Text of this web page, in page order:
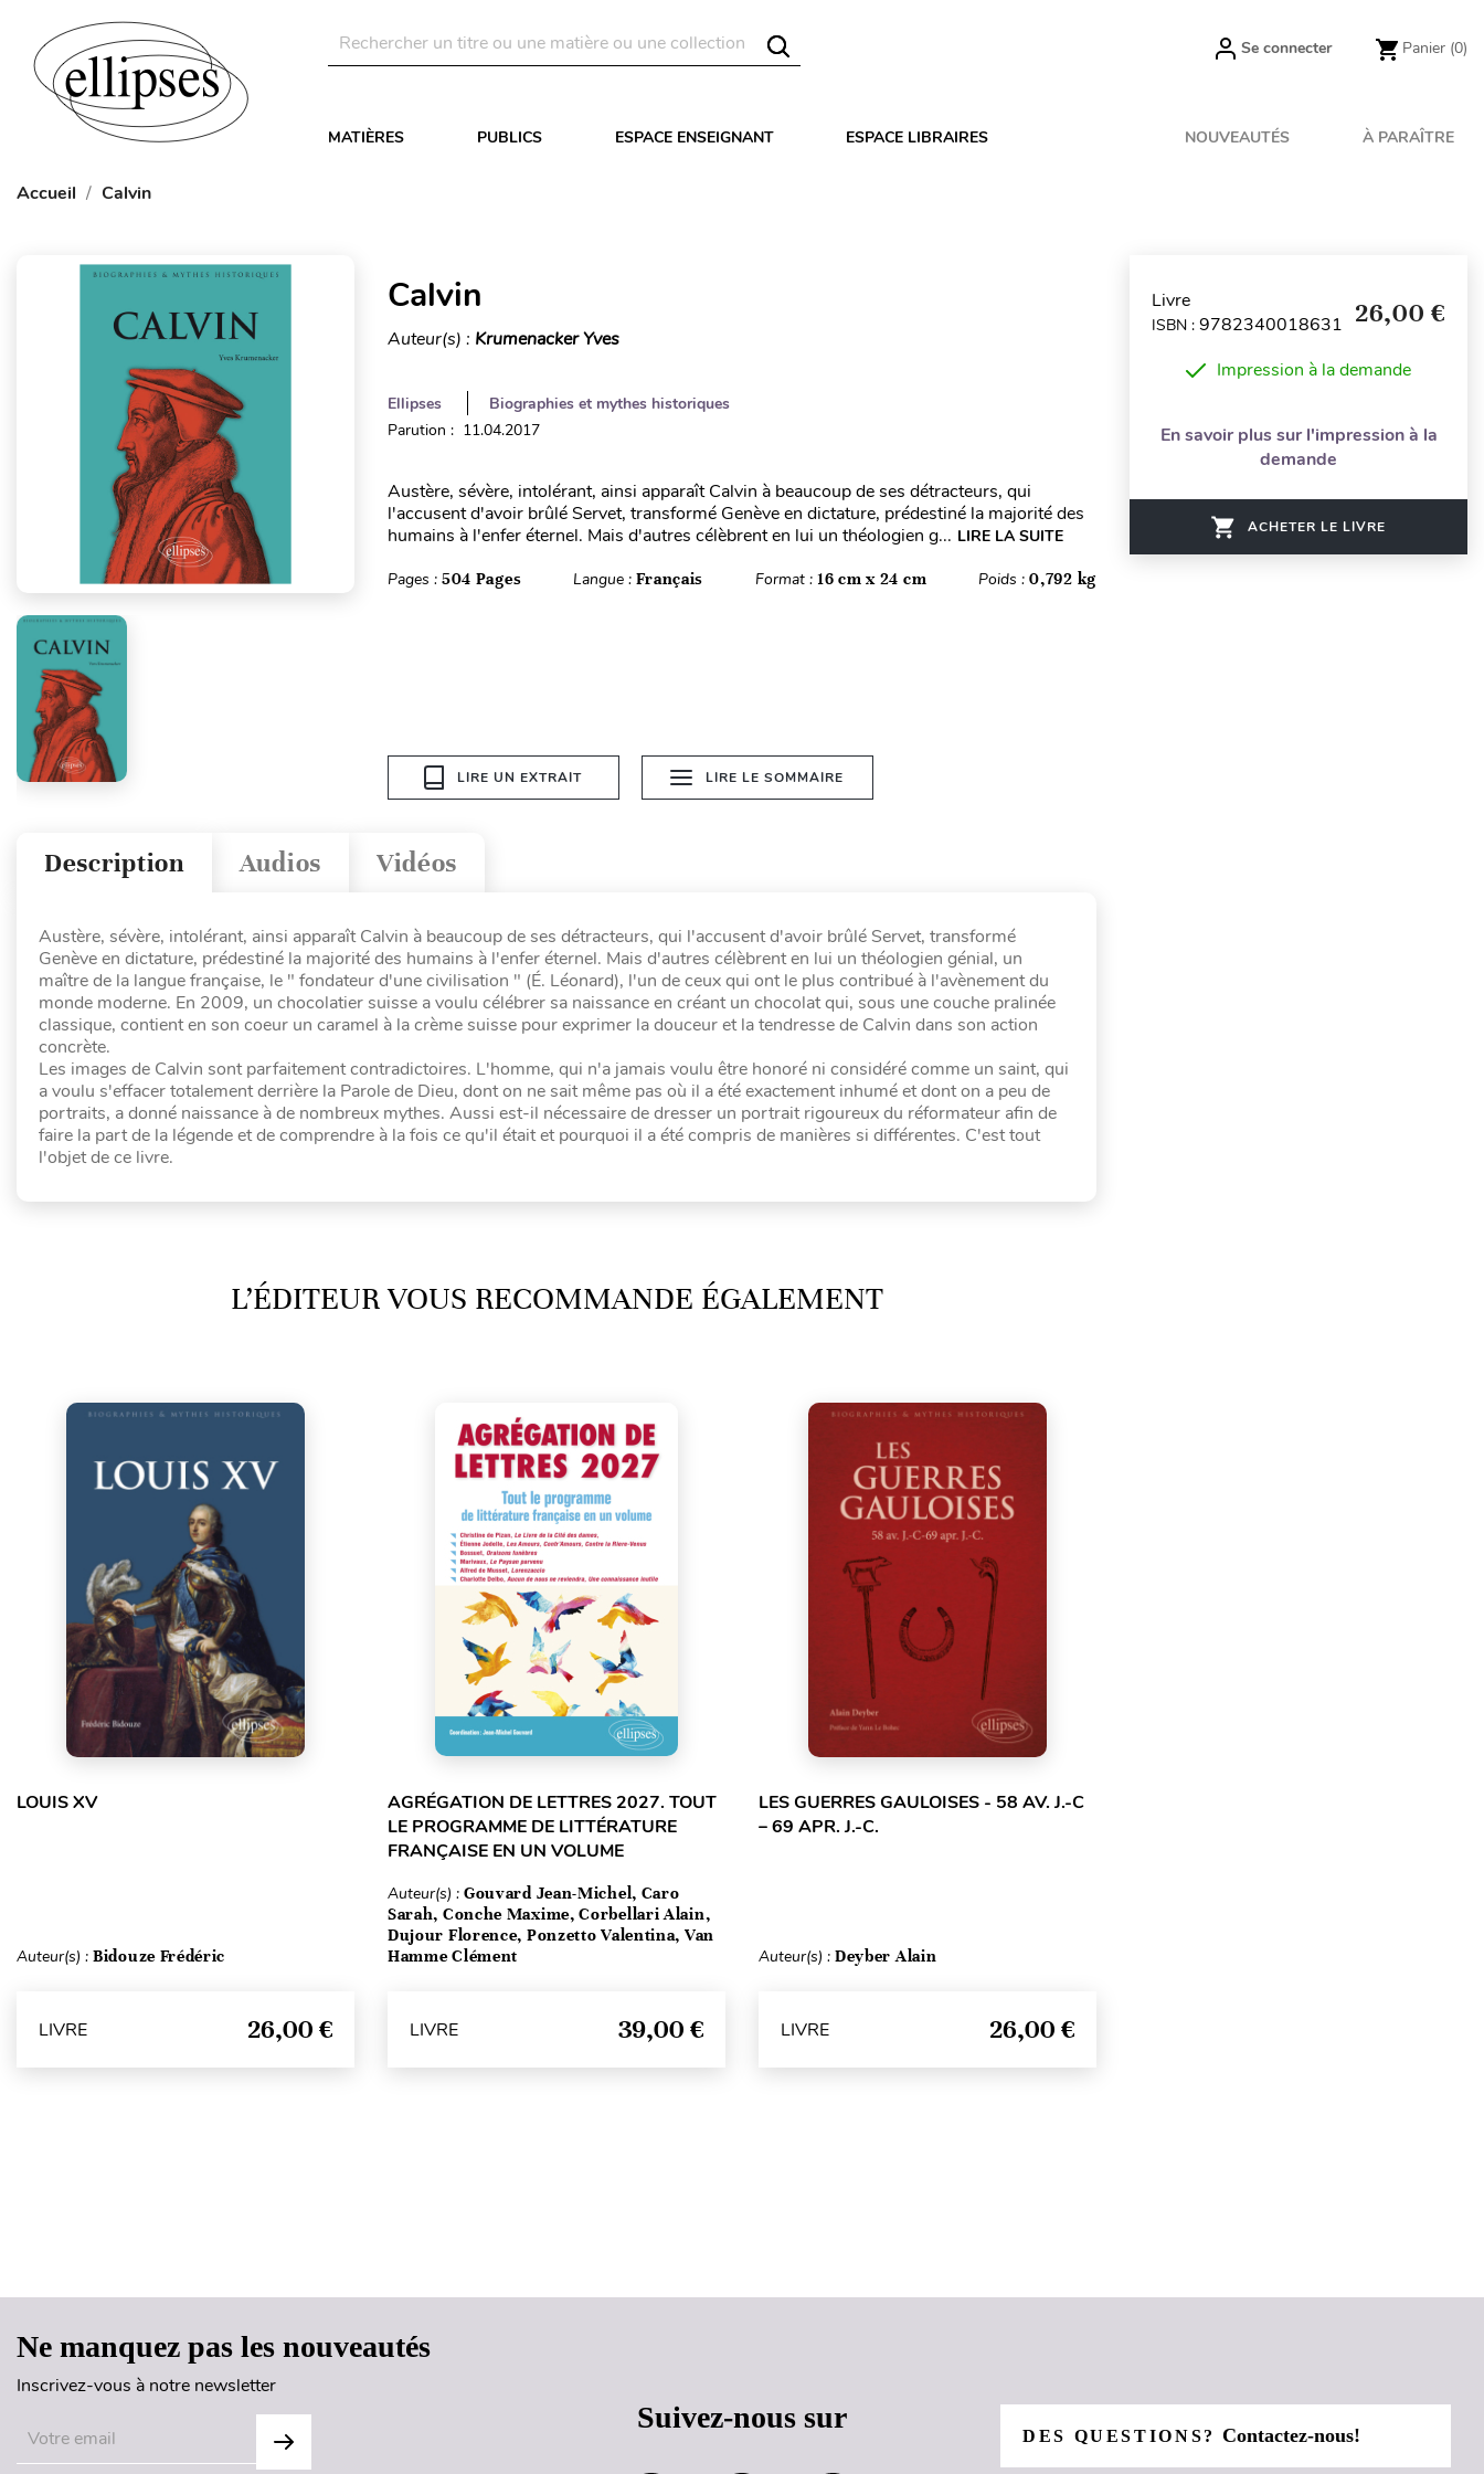
Se connecter Panier (0)
MATIÈRES PUBLICS ESPACE ENSEIGNANT ESPACE LIBRAIRES NOUVEAUTÉS À PARAÎTRE
Accueil Calvin
Calvin
Auteur(s) : Krumenacker Yves
Ellipses
Biographies et mythes historiques
Parution : 11.04.2017
Austère, sévère, intolérant, ainsi apparaît Calvin à beaucoup de ses détracteurs, qui
l'accusent d'avoir brûlé Servet, transformé Genève en dictature, prédestiné la majorité des
humains à l'enfer éternel. Mais d'autres célèbrent en lui un théologien g... LIRE LA SUITE
Pages : 504 Pages Langue :Français Format :16 cm x 24 cm Poids :0,792 kg
LIRE UN EXTRAIT LIRE LE SOMMAIRE
Vidéos
Audios
Description
Austère, sévère, intolérant, ainsi apparaît Calvin à beaucoup de ses détracteurs, qui l'accusent d'avoir brûlé Servet, transformé
Genève en dictature, prédestiné la majorité des humains à l'enfer éternel. Mais d'autres célèbrent en lui un théologien génial, un
maître de la langue française, le " fondateur d'une civilisation " (É. Léonard), l'un de ceux qui ont le plus contribué à l'avènement du
monde moderne. En 2009, un chocolatier suisse a voulu célébrer sa naissance en créant un chocolat qui, sous une couche pralinée
classique, contient en son coeur un caramel à la crème suisse pour exprimer la douceur et la tendresse de Calvin dans son action
concrète.
Les images de Calvin sont parfaitement contradictoires. L'homme, qui n'a jamais voulu être honoré ni considéré comme un saint, qui
a voulu s'effacer totalement derrière la Parole de Dieu, dont on ne sait même pas où il a été exactement inhumé et dont on a peu de
portraits, a donné naissance à de nombreux mythes. Aussi est-il nécessaire de dresser un portrait rigoureux du réformateur afin de
faire la part de la légende et de comprendre à la fois ce qu'il était et pourquoi il a été compris de manières si différentes. C'est tout
l'objet de ce livre.
L’ÉDITEUR VOUS RECOMMANDE ÉGALEMENT
LOUIS XV
Auteur(s) : Bidouze Frédéric
LIVRE 26,00 €
AGRÉGATION DE LETTRES 2027. TOUT
LE PROGRAMME DE LITTÉRATURE
FRANÇAISE EN UN VOLUME
Auteur(s) : Gouvard Jean-Michel, Caro
Sarah, Conche Maxime, Corbellari Alain,
Dujour Florence, Ponzetto Valentina, Van
Hamme Clément
LIVRE 39,00 €
LES GUERRES GAULOISES - 58 AV. J.-C
– 69 APR. J.-C.
Auteur(s) : Deyber Alain
LIVRE 26,00 €
Livre
ISBN : 9782340018631 26,00 €
Impression à la demande
En savoir plus sur l'impression à la
demande
ACHETER LE LIVRE
Ne manquez pas les nouveautés
Inscrivez-vous à notre newsletter
Suivez-nous sur
DES QUESTIONS?Contactez-nous!